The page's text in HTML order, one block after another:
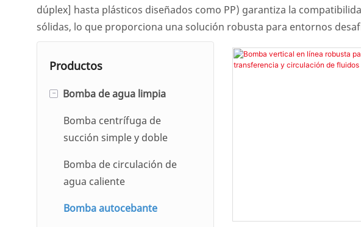
dúplex] hasta plásticos diseñados como PP) garantiza la
sólidas, lo que proporciona una solución robusta para entornos
Productos
-
Bomba de agua limpia
Bomba centrífuga de
succión simple y doble
Bomba de circulación de
agua caliente
Bomba autocebante